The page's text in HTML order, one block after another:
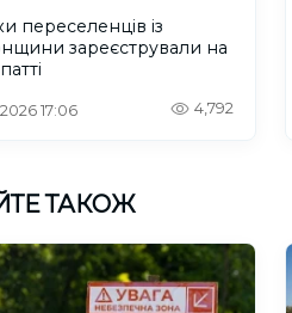
переселенців із
зареєстрували на
17:06 4,792
ТАКОЖ